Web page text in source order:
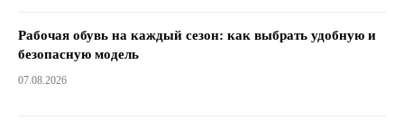
Рабочая обувь на каждый сезон: как выбрать удобную и
безопасную модель
07.08.2026